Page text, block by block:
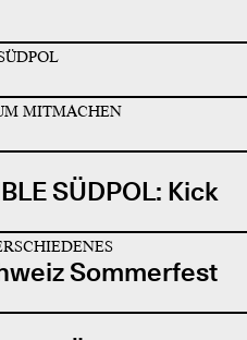
MITMACHEN
SÜDPOL: Kick
Sommerfest